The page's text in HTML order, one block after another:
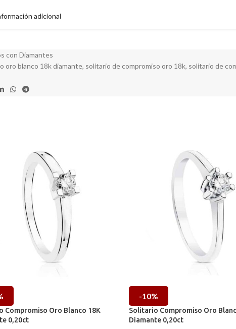
adicional
con Diamantes
oro blanco 18k diamante, solitario de compromiso oro 18k, solitario de
Compromiso Oro Blanco 18K
0,20ct
-10%
Solitario Compromiso Oro
Diamante 0,20ct